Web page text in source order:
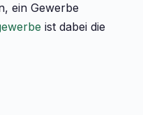
ein Gewerbe
ist dabei die